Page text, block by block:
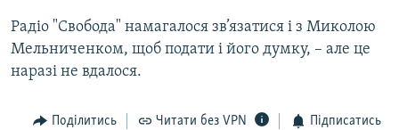
Радіо "Свобода" намагалося зв’язатися і з Миколою
Мельниченком, щоб подати і його думку, – але це
наразі не вдалося.
Поділитись Читати без VPN Підписатись